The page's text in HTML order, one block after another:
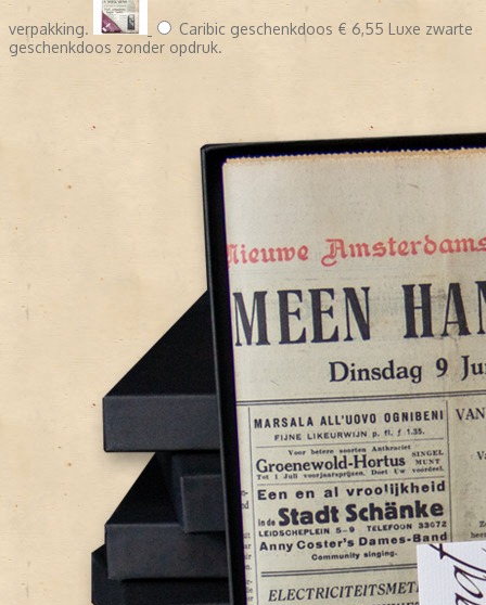
verpakking. Caribic geschenkdoos € 6,55 Luxe zwarte
geschenkdoos zonder opdruk.